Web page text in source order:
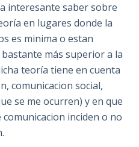
interesante saber sobre
en lugares donde la
es minima o estan
más superior a la
teoría tiene en cuenta
comunicacion social,
se me ocurren) y en que
inciden o no